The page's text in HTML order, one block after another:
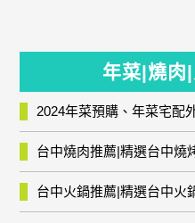
年菜|燒肉
台中燒肉推薦|精選台中燒